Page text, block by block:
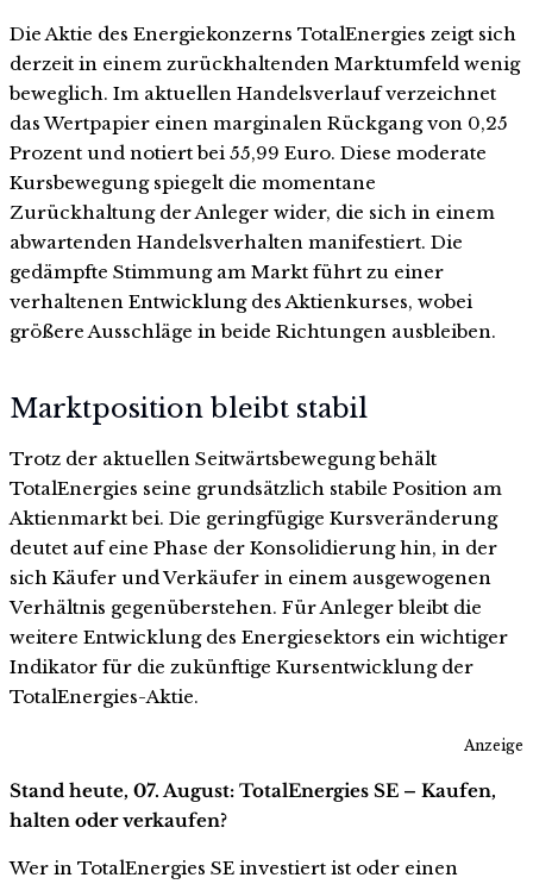
Die Aktie des Energiekonzerns TotalEnergies zeigt sich
derzeit in einem zurückhaltenden Marktumfeld wenig
beweglich. Im aktuellen Handelsverlauf verzeichnet
das Wertpapier einen marginalen Rückgang von 0,25
Prozent und notiert bei 55,99 Euro. Diese moderate
Kursbewegung spiegelt die momentane
Zurückhaltung der Anleger wider, die sich in einem
abwartenden Handelsverhalten manifestiert. Die
gedämpfte Stimmung am Markt führt zu einer
verhaltenen Entwicklung des Aktienkurses, wobei
größere Ausschläge in beide Richtungen ausbleiben.
Marktposition bleibt stabil
Trotz der aktuellen Seitwärtsbewegung behält
TotalEnergies seine grundsätzlich stabile Position am
Aktienmarkt bei. Die geringfügige Kursveränderung
deutet auf eine Phase der Konsolidierung hin, in der
sich Käufer und Verkäufer in einem ausgewogenen
Verhältnis gegenüberstehen. Für Anleger bleibt die
weitere Entwicklung des Energiesektors ein wichtiger
Indikator für die zukünftige Kursentwicklung der
TotalEnergies-Aktie.
Anzeige
Stand heute, 07. August: TotalEnergies SE – Kaufen,
halten oder verkaufen?
Wer in TotalEnergies SE investiert ist oder einen